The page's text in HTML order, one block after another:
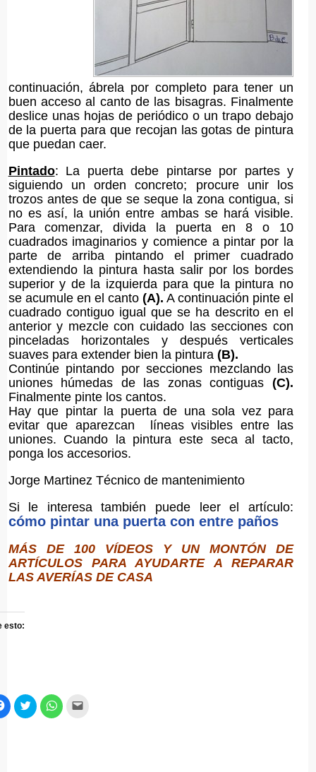
continuación, ábrela por completo para tener un
buen acceso al canto de las bisagras. Finalmente
deslice unas hojas de periódico o un trapo debajo
de la puerta para que recojan las gotas de pintura
que puedan caer.
Pintado: La puerta debe pintarse por partes y
siguiendo un orden concreto; procure unir los
trozos antes de que se seque la zona contigua, si
no es así, la unión entre ambas se hará visible.
Para comenzar, divida la puerta en 8 o 10
cuadrados imaginarios y comience a pintar por la
parte de arriba pintando el primer cuadrado
extendiendo la pintura hasta salir por los bordes
superior y de la izquierda para que la pintura no
se acumule en el canto (A). A continuación pinte el
cuadrado contiguo igual que se ha descrito en el
anterior y mezcle con cuidado las secciones con
pinceladas horizontales y después verticales
suaves para extender bien la pintura (B).
Continúe pintando por secciones mezclando las
uniones húmedas de las zonas contiguas (C).
Finalmente pinte los cantos.
Hay que pintar la puerta de una sola vez para
evitar que aparezcan líneas visibles entre las
uniones. Cuando la pintura este seca al tacto,
ponga los accesorios.
Jorge Martinez Técnico de mantenimiento
Si le interesa también puede leer el artículo:
cómo pintar una puerta con entre paños
MÁS DE 100 VÍDEOS Y UN MONTÓN DE
ARTÍCULOS PARA AYUDARTE A REPARAR
LAS AVERÍAS DE CASA
esto:
Haz
clic
Haz
clic
Haz
clic